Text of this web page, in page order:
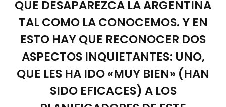
QUE DESAPAREZCA LA ARGENTINA
TAL COMO LA CONOCEMOS. Y EN
ESTO HAY QUE RECONOCER DOS
ASPECTOS INQUIETANTES: UNO,
QUE LES HA IDO «MUY BIEN» (HAN
SIDO EFICACES) A LOS